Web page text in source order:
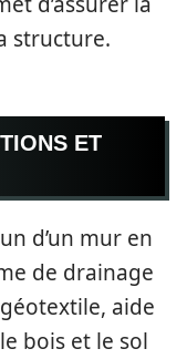
structure.
ET
d’un mur en
de drainage
aide
bois et le sol